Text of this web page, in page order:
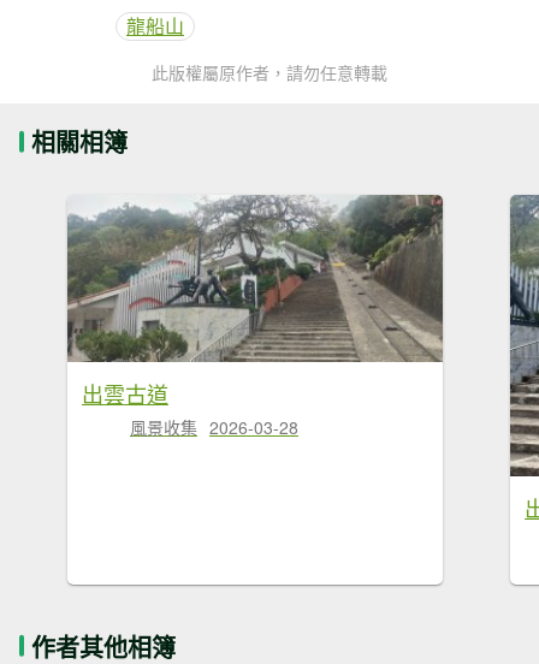
龍船山
此版權屬原作者，請勿任意轉載
相關相簿
出雲古道
風景收集 2026-03-28
作者其他相簿